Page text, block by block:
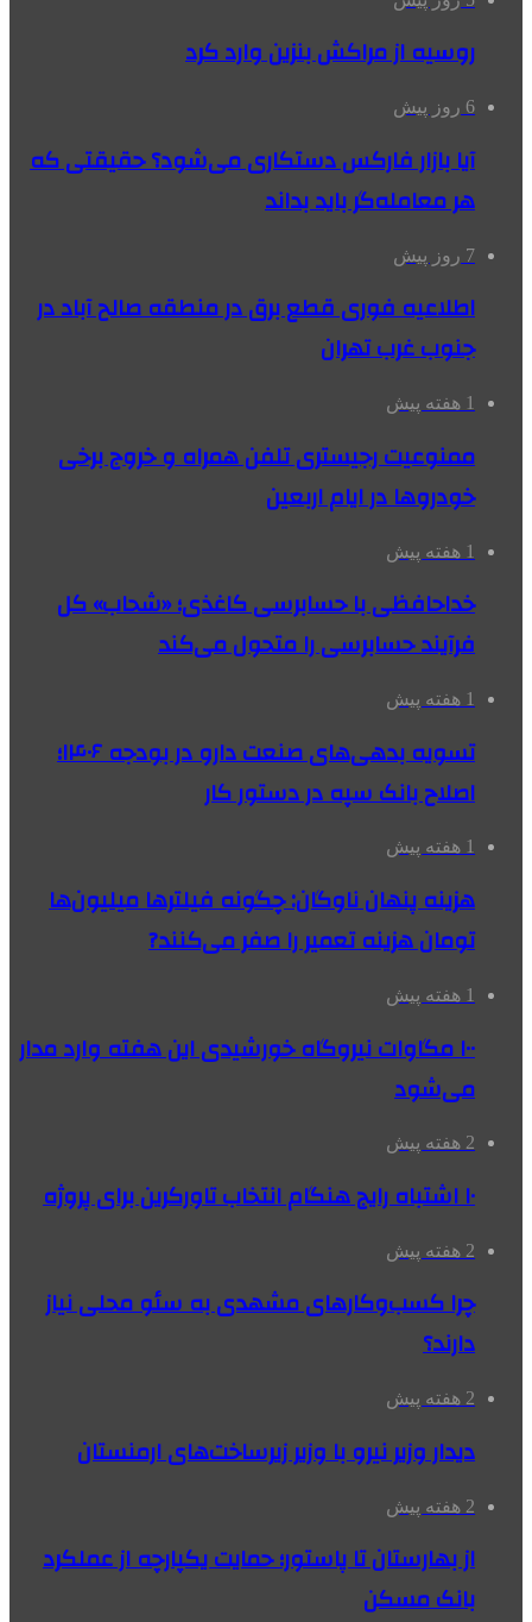
روسیه از مراکش بنزین وارد کرد
6 روز پیش
آیا بازار فارکس دستکاری می‌شود؟ حقیقتی که
هر معامله‌گر باید بداند
7 روز پیش
اطلاعیه فوری قطع برق در منطقه صالح آباد در
جنوب غرب تهران
1 هفته پیش
ممنوعیت رجیستری تلفن همراه و خروج برخی
خودروها در ایام اربعین
1 هفته پیش
خداحافظی با حسابرسی کاغذی؛ «شحاب» کل
فرآیند حسابرسی را متحول می‌کند
1 هفته پیش
تسویه بدهی‌های صنعت دارو در بودجه ۱۴۰۶؛
اصلاح بانک سپه در دستور کار
1 هفته پیش
هزینه پنهان ناوگان: چگونه فیلترها میلیون‌ها
تومان هزینه تعمیر را صفر می‌کنند?
1 هفته پیش
۱۰۰ مگاوات نیروگاه‌ خورشیدی این هفته وارد مدار
می‌شود
2 هفته پیش
۱۰ اشتباه رایج هنگام انتخاب تاورکرین برای پروژه
2 هفته پیش
چرا کسب‌وکارهای مشهدی به سئو محلی نیاز
دارند؟
2 هفته پیش
دیدار وزیر نیرو با وزیر زیرساخت‌های ارمنستان
2 هفته پیش
از بهارستان تا پاستور؛ حمایت یکپارچه از عملکرد
بانک مسکن